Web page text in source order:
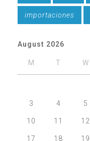
importaciones
August 2026
M T W
3 4 5
10 11 12
17 18 19